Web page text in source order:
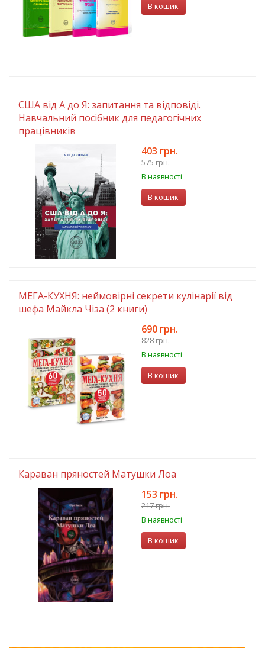
В кошик
США від A до Я: запитання та відповіді.
Навчальний посібник для педагогічних
працівників
403 грн.
575 грн.
В наявності
В кошик
МЕГА-КУХНЯ: неймовірні секрети кулінарії від
шефа Майкла Чіза (2 книги)
690 грн.
828 грн.
В наявності
В кошик
Караван пряностей Матушки Лоа
153 грн.
217 грн.
В наявності
В кошик